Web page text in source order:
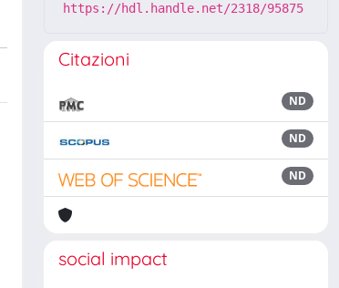
https://hdl.handle.net/2318/95875
Citazioni
ND
ND
ND
social impact